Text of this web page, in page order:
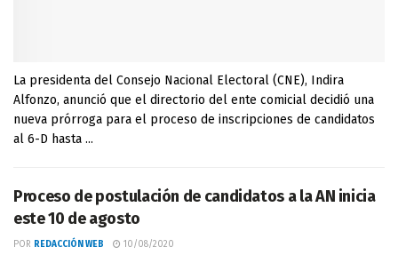
La presidenta del Consejo Nacional Electoral (CNE), Indira
Alfonzo, anunció que el directorio del ente comicial decidió una
nueva prórroga para el proceso de inscripciones de candidatos
al 6-D hasta ...
Proceso de postulación de candidatos a la AN inicia
este 10 de agosto
POR REDACCIÓN WEB 10/08/2020